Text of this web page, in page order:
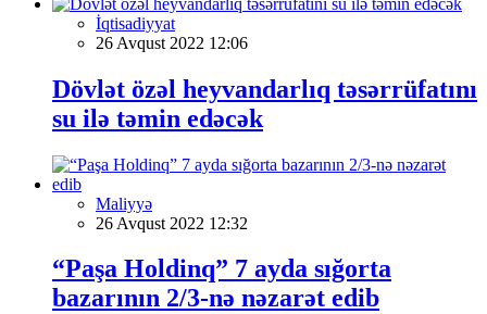
İqtisadiyyat
26 Avqust 2022 12:06
Dövlət özəl heyvandarlıq təsərrüfatını
su ilə təmin edəcək
Maliyyə
26 Avqust 2022 12:32
“Paşa Holdinq” 7 ayda sığorta
bazarının 2/3-nə nəzarət edib